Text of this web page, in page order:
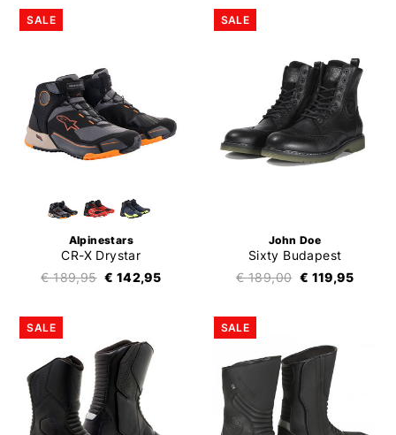
SALE
Alpinestars
CR-X Drystar
€ 189,95 € 142,95
SALE
John Doe
Sixty Budapest
€ 189,00 € 119,95
SALE SALE